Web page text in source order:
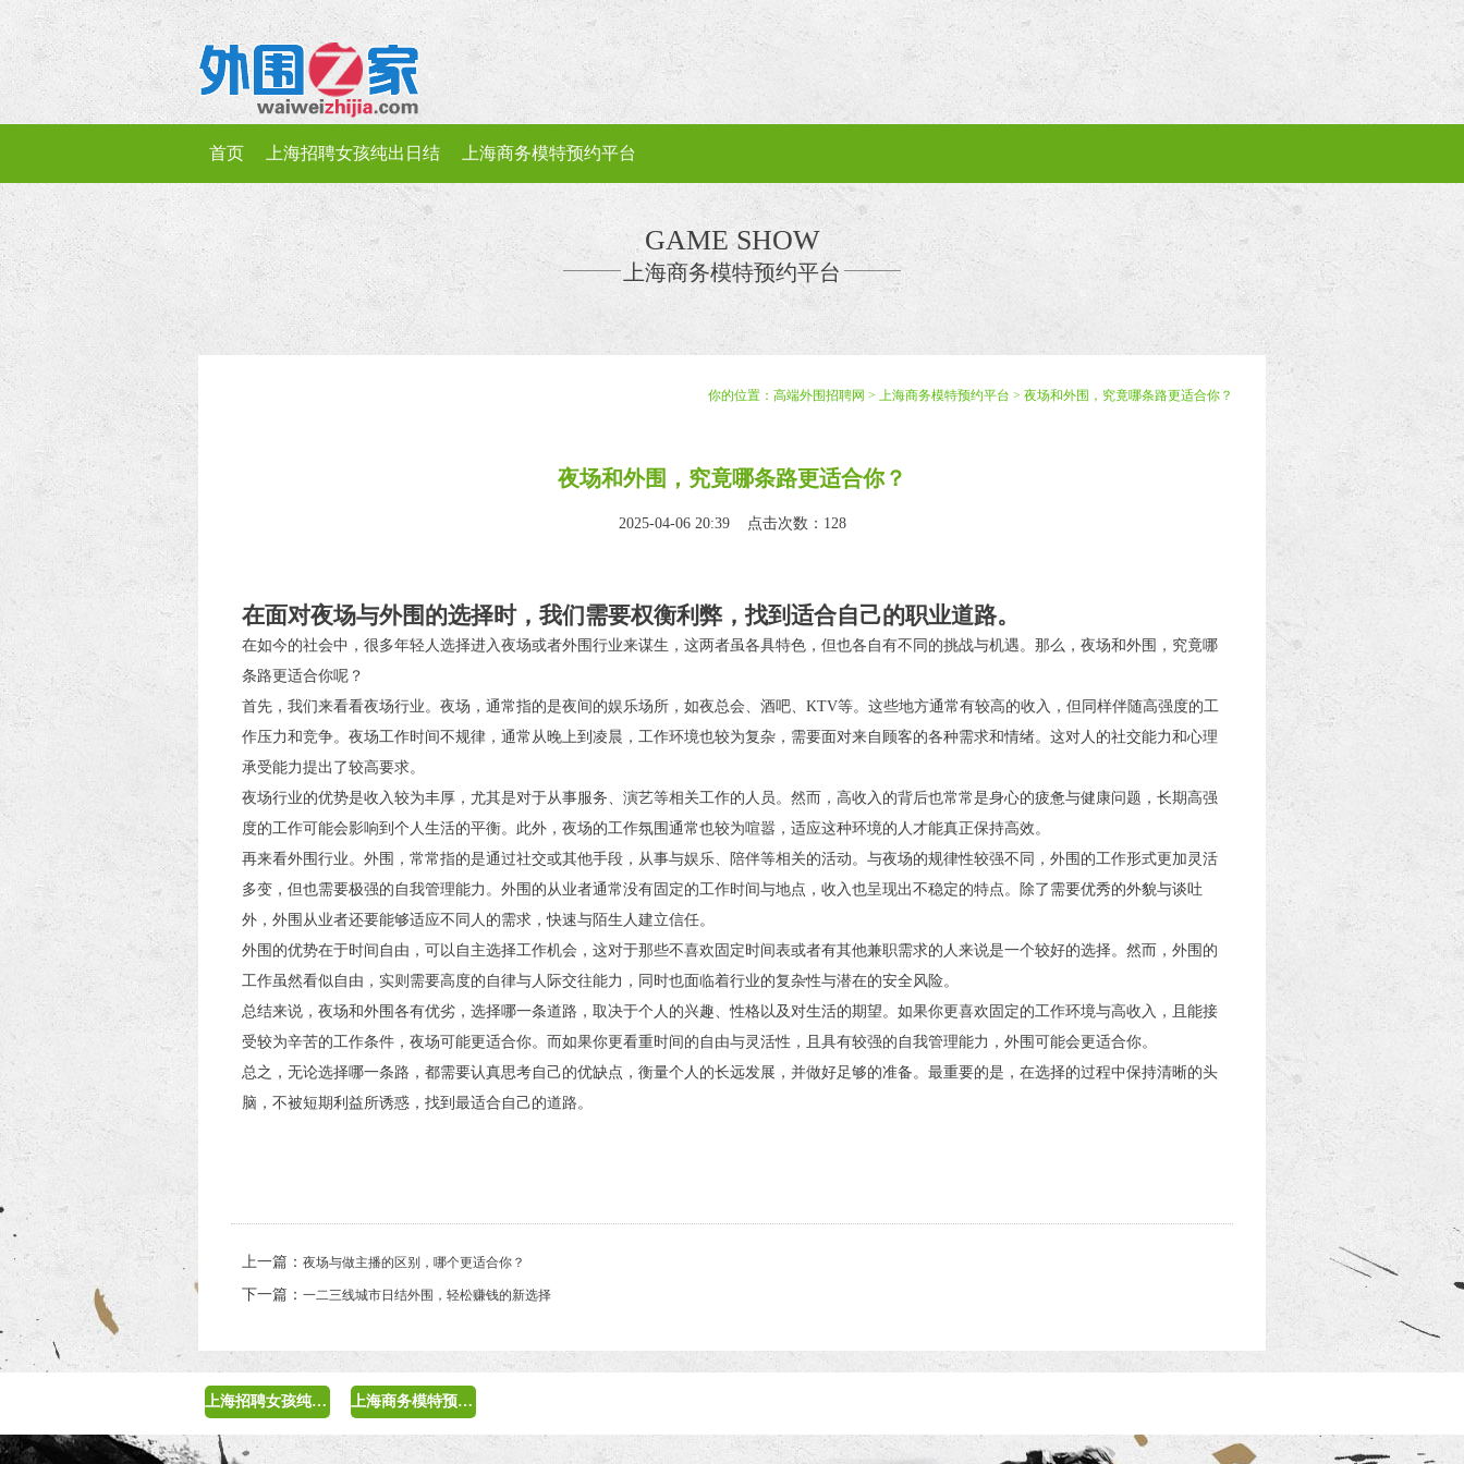
首页 上海招聘女孩纯出日结 上海商务模特预约平台
GAME SHOW
上海商务模特预约平台
你的位置： 高端外围招聘网 > 上海商务模特预约平台 > 夜场和外围，究竟哪条路更适合你？
夜场和外围，究竟哪条路更适合你？
2025-04-06 20:39 点击次数：128
在面对夜场与外围的选择时，我们需要权衡利弊，找到适合自己的职业道路。
在如今的社会中，很多年轻人选择进入夜场或者外围行业来谋生，这两者虽各具特色，但也各自有不同的挑战与机遇。那么，夜场和外围，究竟哪
条路更适合你呢？
首先，我们来看看夜场行业。夜场，通常指的是夜间的娱乐场所，如夜总会、酒吧、KTV等。这些地方通常有较高的收入，但同样伴随高强度的工
作压力和竞争。夜场工作时间不规律，通常从晚上到凌晨，工作环境也较为复杂，需要面对来自顾客的各种需求和情绪。这对人的社交能力和心理
承受能力提出了较高要求。
夜场行业的优势是收入较为丰厚，尤其是对于从事服务、演艺等相关工作的人员。然而，高收入的背后也常常是身心的疲惫与健康问题，长期高强
度的工作可能会影响到个人生活的平衡。此外，夜场的工作氛围通常也较为喧嚣，适应这种环境的人才能真正保持高效。
再来看外围行业。外围，常常指的是通过社交或其他手段，从事与娱乐、陪伴等相关的活动。与夜场的规律性较强不同，外围的工作形式更加灵活
多变，但也需要极强的自我管理能力。外围的从业者通常没有固定的工作时间与地点，收入也呈现出不稳定的特点。除了需要优秀的外貌与谈吐
外，外围从业者还要能够适应不同人的需求，快速与陌生人建立信任。
外围的优势在于时间自由，可以自主选择工作机会，这对于那些不喜欢固定时间表或者有其他兼职需求的人来说是一个较好的选择。然而，外围的
工作虽然看似自由，实则需要高度的自律与人际交往能力，同时也面临着行业的复杂性与潜在的安全风险。
总结来说，夜场和外围各有优劣，选择哪一条道路，取决于个人的兴趣、性格以及对生活的期望。如果你更喜欢固定的工作环境与高收入，且能接
受较为辛苦的工作条件，夜场可能更适合你。而如果你更看重时间的自由与灵活性，且具有较强的自我管理能力，外围可能会更适合你。
总之，无论选择哪一条路，都需要认真思考自己的优缺点，衡量个人的长远发展，并做好足够的准备。最重要的是，在选择的过程中保持清晰的头
脑，不被短期利益所诱惑，找到最适合自己的道路。
上一篇： 夜场与做主播的区别，哪个更适合你？
下一篇： 一二三线城市日结外围，轻松赚钱的新选择
上海招聘女孩纯出日结 上海商务模特预约平台